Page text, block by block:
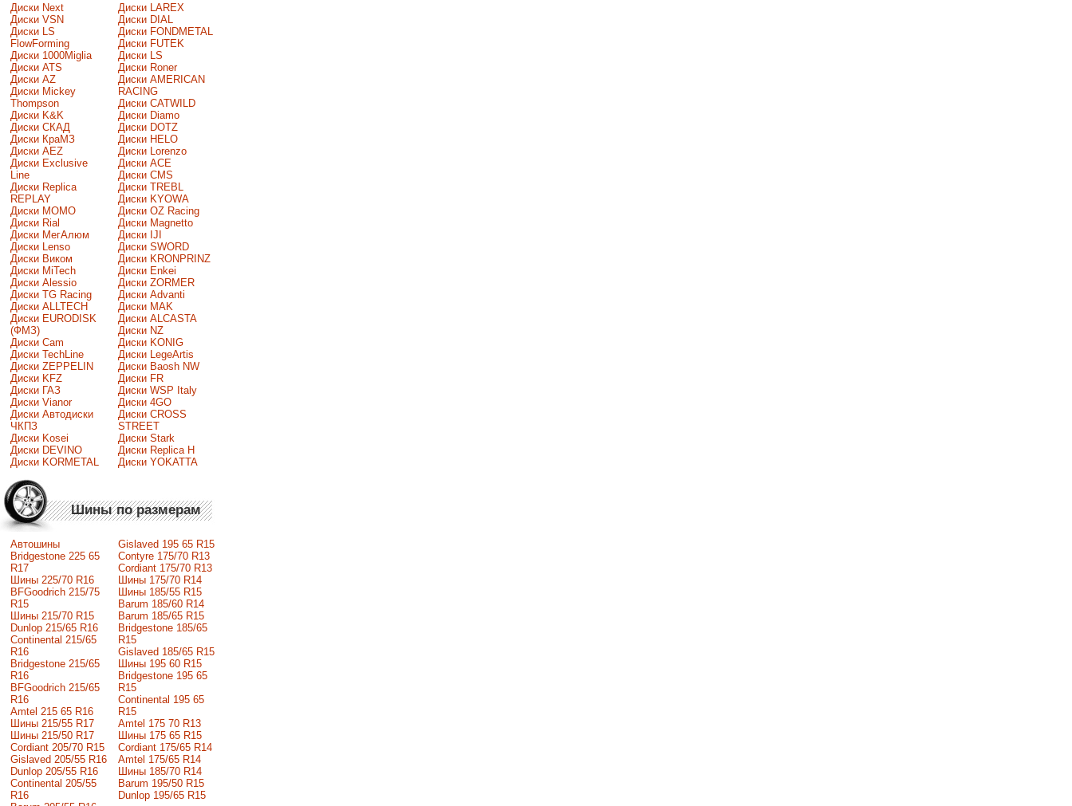
Диски Next
Диски VSN
Диски LS
FlowForming
Диски 1000Miglia
Диски ATS
Диски AZ
Диски Mickey
Thompson
Диски K&K
Диски СКАД
Диски КраМЗ
Диски AEZ
Диски Exclusive
Line
Диски Replica
REPLAY
Диски MOMO
Диски Rial
Диски МегАлюм
Диски Lenso
Диски Виком
Диски MiTech
Диски Alessio
Диски TG Racing
Диски ALLTECH
Диски EURODISK
(ФМЗ)
Диски Cam
Диски TechLine
Диски ZEPPELIN
Диски KFZ
Диски ГАЗ
Диски Vianor
Диски Автодиски
ЧКПЗ
Диски Kosei
Диски DEVINO
Диски KORMETAL
Диски LAREX
Диски DIAL
Диски FONDMETAL
Диски FUTEK
Диски LS
Диски Roner
Диски AMERICAN
RACING
Диски CATWILD
Диски Diamo
Диски DOTZ
Диски HELO
Диски Lorenzo
Диски ACE
Диски CMS
Диски TREBL
Диски KYOWA
Диски OZ Racing
Диски Magnetto
Диски IJI
Диски SWORD
Диски KRONPRINZ
Диски Enkei
Диски ZORMER
Диски Advanti
Диски MAK
Диски ALCASTA
Диски NZ
Диски KONIG
Диски LegeArtis
Диски Baosh NW
Диски FR
Диски WSP Italy
Диски 4GO
Диски CROSS
STREET
Диски Stark
Диски Replica H
Диски YOKATTA
Шины по размерам
Автошины
Bridgestone 225 65
R17
Шины 225/70 R16
BFGoodrich 215/75
R15
Шины 215/70 R15
Dunlop 215/65 R16
Continental 215/65
R16
Bridgestone 215/65
R16
BFGoodrich 215/65
R16
Amtel 215 65 R16
Шины 215/55 R17
Шины 215/50 R17
Сordiant 205/70 R15
Gislaved 205/55 R16
Dunlop 205/55 R16
Continental 205/55
R16
Gislaved 195 65 R15
Contyre 175/70 R13
Cordiant 175/70 R13
Шины 175/70 R14
Шины 185/55 R15
Barum 185/60 R14
Barum 185/65 R15
Bridgestone 185/65
R15
Gislaved 185/65 R15
Шины 195 60 R15
Bridgestone 195 65
R15
Continental 195 65
R15
Amtel 175 70 R13
Шины 175 65 R15
Cordiant 175/65 R14
Amtel 175/65 R14
Шины 185/70 R14
Barum 195/50 R15
Dunlop 195/65 R15